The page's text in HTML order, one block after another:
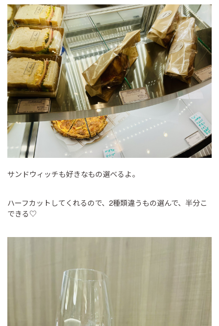
サンドウィッチも好きなもの選べるよ。
ハーフカットしてくれるので、2種類違うもの選んで、半分こ
できる♡